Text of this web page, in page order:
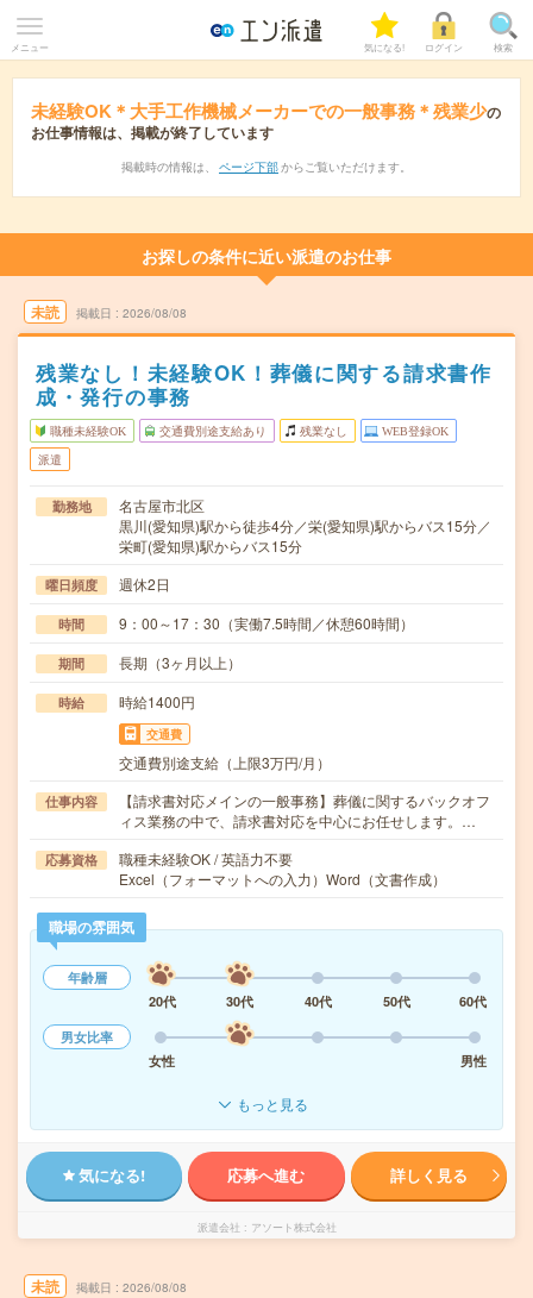
メニュー 気になる! ログイン 検索
未経験OK＊大手工作機械メーカーでの一般事務＊残業少の
お仕事情報は、掲載が終了しています
掲載時の情報は、 ページ下部 からご覧いただけます。
お探しの条件に近い派遣のお仕事
未読 掲載日 2026/08/08
残業なし！未経験OK！葬儀に関する請求書作
成・発行の事務
職種未経験OK 交通費別途支給あり 残業なし WEB登録OK
派遣
勤務地
名古屋市北区
黒川(愛知県)駅から徒歩4分／栄(愛知県)駅からバス15分／
栄町(愛知県)駅からバス15分
曜日頻度 週休2日
時間 9：00～17：30（実働7.5時間／休憩60時間）
期間 長期（3ヶ月以上）
時給 時給1400円
交通費
交通費別途支給（上限3万円/月）
仕事内容
【請求書対応メインの一般事務】葬儀に関するバックオフ
ィス業務の中で、請求書対応を中心にお任せします。…
応募資格
職種未経験OK / 英語力不要
Excel（フォーマットへの入力）Word（文書作成）
職場の雰囲気
年齢層
20代
30代 40代 50代
60代
男女比率
女性
男性
もっと見る
気になる! 応募へ進む 詳しく見る
派遣会社 アソート株式会社
未読 掲載日 2026/08/08